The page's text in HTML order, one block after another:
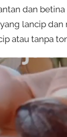
dan
lancip dan
atau tanpa